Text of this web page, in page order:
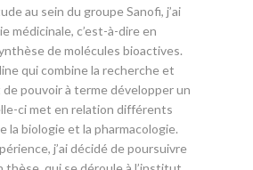
au sein du groupe Sanofi, j’ai
médicinale, c’est-à-dire en
de molécules bioactives.
qui combine la recherche et
de pouvoir à terme développer un
ci met en relation différents
la biologie et la pharmacologie.
j’ai décidé de poursuivre